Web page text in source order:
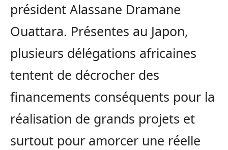
président Alassane Dramane
Ouattara. Présentes au Japon,
plusieurs délégations africaines
tentent de décrocher des
financements conséquents pour la
réalisation de grands projets et
surtout pour amorcer une réelle